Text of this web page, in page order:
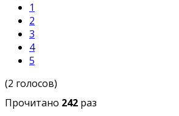
1
2
3
4
5
(2 голосов)
Прочитано 242 раз